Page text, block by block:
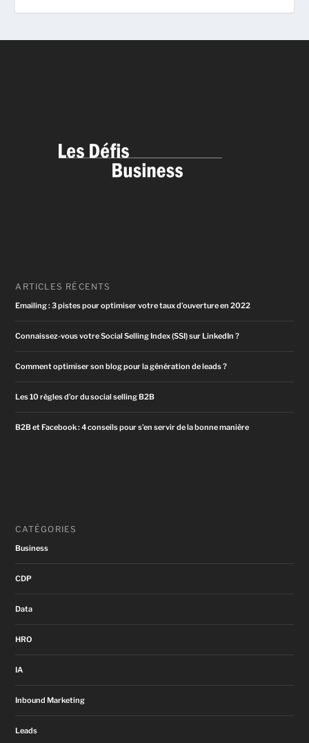
ARTICLES RÉCENTS
Emailing : 3 pistes pour optimiser votre taux d’ouverture en 2022
Connaissez-vous votre Social Selling Index (SSI) sur LinkedIn ?
Comment optimiser son blog pour la génération de leads ?
Les 10 règles d’or du social selling B2B
B2B et Facebook : 4 conseils pour s’en servir de la bonne manière
CATÉGORIES
Business
CDP
Data
HRO
IA
Inbound Marketing
Leads